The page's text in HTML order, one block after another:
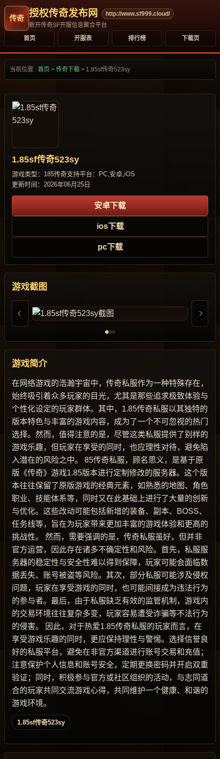
授权传奇发布网
http://www.sf999.cloud/
新开传奇SF开服信息聚合平台
首页
开服表 排行榜 下载页
当前位置 : 首页 > 传奇下载 > 1.85sf传奇523sy
1.85sf传奇523sy
游戏类型：185传奇支持平台：PC,安卓,iOS
更新时间：2026年06月25日
安卓下载
ios下载
pc下载
游戏截图
游戏简介
在网络游戏的浩瀚宇宙中，传奇私服作为一种特殊存在，
始终吸引着众多玩家的目光，尤其是那些追求极致体验与
个性化设定的玩家群体。其中，1.85传奇私服以其独特的
版本特色与丰富的游戏内容，成为了一个不可忽视的热门
选择。然而，值得注意的是，尽管这类私服提供了别样的
游戏乐趣，但玩家在享受的同时，也应理性对待，避免陷
入潜在的风险之中。 85传奇私服，顾名思义，是基于原
版《传奇》游戏1.85版本进行定制修改的服务器。这个版
本往往保留了原版游戏的经典元素，如熟悉的地图、角色
职业、技能体系等，同时又在此基础上进行了大量的创新
与优化。这些改动可能包括新增的装备、副本、BOSS、
任务线等，旨在为玩家带来更加丰富的游戏体验和更高的
挑战性。 然而，需要强调的是，传奇私服虽好，但并非
官方运营，因此存在诸多不确定性和风险。首先，私服服
务器的稳定性与安全性难以得到保障，玩家可能会面临数
据丢失、账号被盗等风险。其次，部分私服可能涉及侵权
问题，玩家在享受游戏的同时，也可能间接成为违法行为
的参与者。最后，由于私服缺乏有效的监管机制，游戏内
的交易环境往往复杂多变，玩家容易遭受诈骗等不法行为
的侵害。 因此，对于热爱1.85传奇私服的玩家而言，在
享受游戏乐趣的同时，更应保持理性与警惕。选择信誉良
好的私服平台，避免在非官方渠道进行账号交易和充值；
注意保护个人信息和账号安全，定期更换密码并开启双重
验证；同时，积极参与官方或社区组织的活动，与志同道
合的玩家共同交流游戏心得，共同维护一个健康、和谐的
游戏环境。
1.85sf传奇523sy